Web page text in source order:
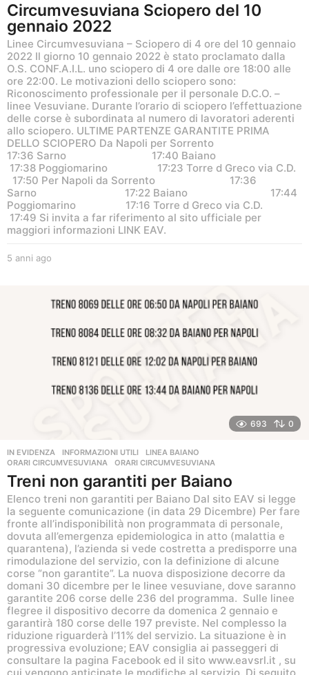
Circumvesuviana Sciopero del 10
gennaio 2022
Linee Circumvesuviana – Sciopero di 4 ore del 10 gennaio
2022 Il giorno 10 gennaio 2022 è stato proclamato dalla
O.S. CONF.A.I.L. uno sciopero di 4 ore dalle ore 18:00 alle
ore 22:00. Le motivazioni dello sciopero sono:
Riconoscimento professionale per il personale D.C.O. –
linee Vesuviane. Durante l’orario di sciopero l’effettuazione
delle corse è subordinata al numero di lavoratori aderenti
allo sciopero. ULTIME PARTENZE GARANTITE PRIMA
DELLO SCIOPERO Da Napoli per Sorrento
17:36 Sarno 17:40 Baiano
17:38 Poggiomarino 17:23 Torre d Greco via C.D.
17:50 Per Napoli da Sorrento 17:36
Sarno 17:22 Baiano 17:44
Poggiomarino 17:16 Torre d Greco via C.D.
17:49 Si invita a far riferimento al sito ufficiale per
maggiori informazioni LINK EAV.
5 anni ago
n
i
g
693 0
IN EVIDENZA ,INFORMAZIONI UTILI ,LINEA BAIANO
ORARI CIRCUMVESUVIANA
ORARI CIRCUMVESUVIANA
Treni non garantiti per Baiano
Elenco treni non garantiti per Baiano Dal sito EAV si legge
la seguente comunicazione (in data 29 Dicembre) Per fare
fronte all’indisponibilità non programmata di personale,
dovuta all’emergenza epidemiologica in atto (malattia e
quarantena), l’azienda si vede costretta a predisporre una
rimodulazione del servizio, con la definizione di alcune
corse “non garantite”. La nuova disposizione decorre da
domani 30 dicembre per le linee vesuviane, dove saranno
garantite 206 corse delle 236 del programma. Sulle linee
flegree il dispositivo decorre da domenica 2 gennaio e
garantirà 180 corse delle 197 previste. Nel complesso la
riduzione riguarderà l’11% del servizio. La situazione è in
progressiva evoluzione; EAV consiglia ai passeggeri di
consultare la pagina Facebook ed il sito www.eavsrl.it , su